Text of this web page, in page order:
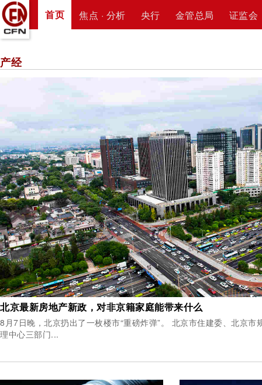
首页 焦点 · 分析 央行 金管总局 证监会
产经
北京最新房地产新政，对非京籍家庭能带来什么
8月7日晚，北京扔出了一枚楼市“重磅炸弹”。 北京市住建委、北京市规自委、北京住房公积金管
理中心三部门...